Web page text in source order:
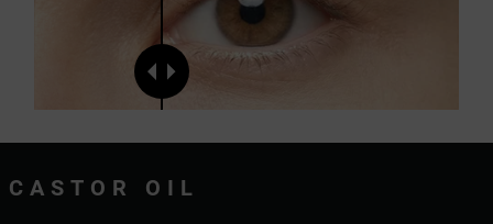
CASTOR OIL